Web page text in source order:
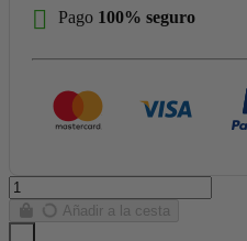
Pago 100% seguro
Añadir a la cesta